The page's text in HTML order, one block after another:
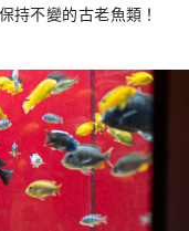
持不變的古老魚類！